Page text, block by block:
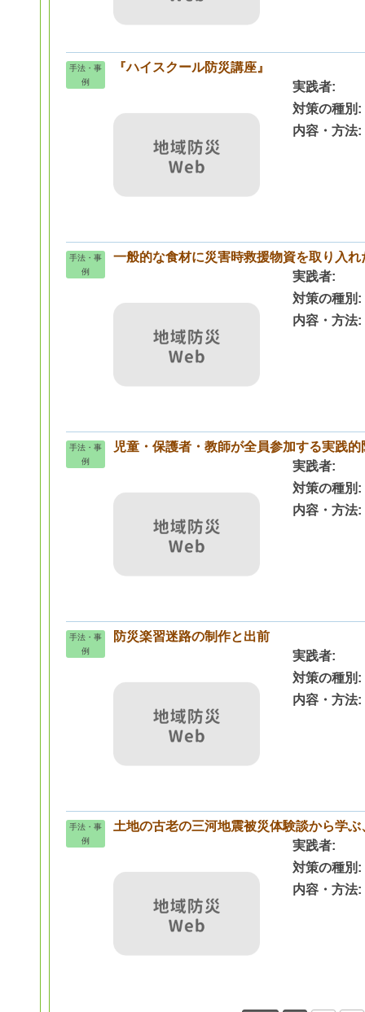
手法・事
例
『ハイスクール防災講座』
実践者
対策の種別
内容・方法
手法・事
例
一般的な食材に災害時救援物資を取り入
実践者
対策の種別
内容・方法
手法・事
例
児童・保護者・教師が全員参加する実践
実践者
対策の種別
内容・方法
手法・事
例
防災楽習迷路の制作と出前
実践者
対策の種別
内容・方法
手法・事
例
土地の古老の三河地震被災体験談から学
実践者
対策の種別
内容・方法